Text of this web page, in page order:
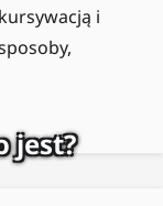
i
jest?